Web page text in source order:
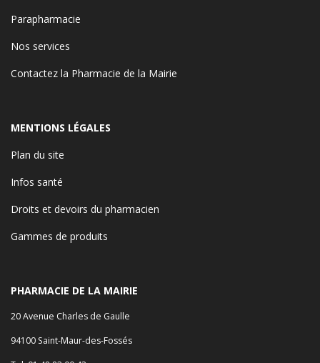
Parapharmacie
Nos services
Contactez la Pharmacie de la Mairie
MENTIONS LÉGALES
Plan du site
Infos santé
Droits et devoirs du pharmacien
Gammes de produits
PHARMACIE DE LA MAIRIE
20 Avenue Charles de Gaulle
94100 Saint-Maur-des-Fossés